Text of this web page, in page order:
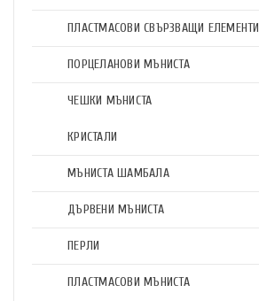
ПЛАСТМАСОВИ СВЪРЗВАЩИ ЕЛЕМЕНТИ
ПОРЦЕЛАНОВИ МЪНИСТА
ЧЕШКИ МЪНИСТА
КРИСТАЛИ
МЪНИСТА ШАМБАЛА
ДЪРВЕНИ МЪНИСТА
ПЕРЛИ
ПЛАСТМАСОВИ МЪНИСТА